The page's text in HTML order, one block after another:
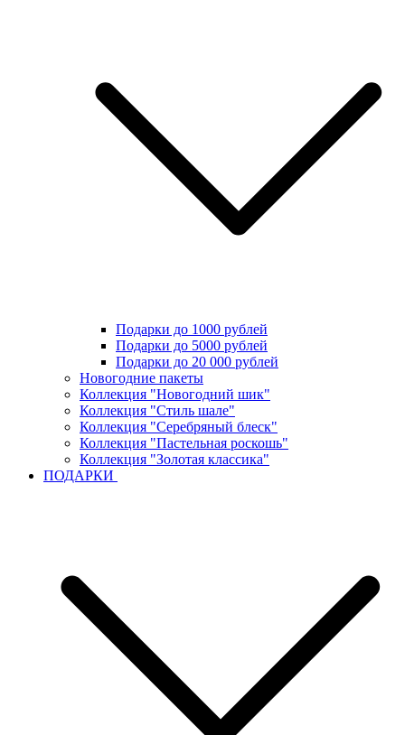
Подарки до 1000 рублей
Подарки до 5000 рублей
Подарки до 20 000 рублей
Новогодние пакеты
Коллекция "Новогодний шик"
Коллекция "Стиль шале"
Коллекция "Серебряный блеск"
Коллекция "Пастельная роскошь"
Коллекция "Золотая классика"
ПОДАРКИ